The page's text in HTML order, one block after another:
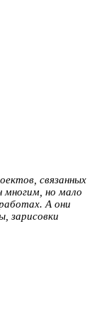
связанных
многим, но мало
А они
зарисовки